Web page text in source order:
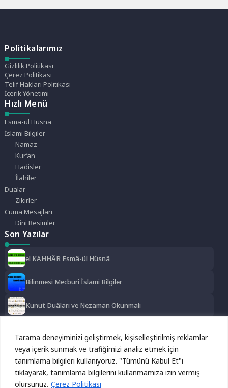
Tarama deneyiminizi geliştirmek, kişiselleştirilmiş reklamlar
veya içerik sunmak ve trafiğimizi analiz etmek için
tanımlama bilgileri kullanıyoruz. "Tümünü Kabul Et"i
tıklayarak, tanımlama bilgilerini kullanmamıza izin vermiş
olursunuz. Çerez Politikası
Politikalarımız
Gizlilik Politikası
Çerez Politikası
Telif Hakları Politikası
İçerik Yönetimi
Hızlı Menü
Esma-ül Hüsna
İslami Bilgiler
Namaz
Kur’an
Hadisler
İlahiler
Dualar
Zikirler
Cuma Mesajları
Dini Resimler
Son Yazılar
el KAHHÂR Esmâ-ül Hüsnâ
Bilinmesi Mecburi İslami Bilgiler
Kunut Duâları ve Nezaman Okunmalı
Sosyal Medya
Instagram Facebook Twitter
Bu site, kullanıcı deneyimini geliştirmek için çerezleri
kullanmaktadır. Devam ederek bu çerezleri kabul etmiş
Reklamı Gizle